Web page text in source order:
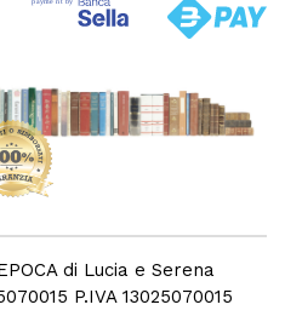
di Lucia e Serena
P.IVA 13025070015